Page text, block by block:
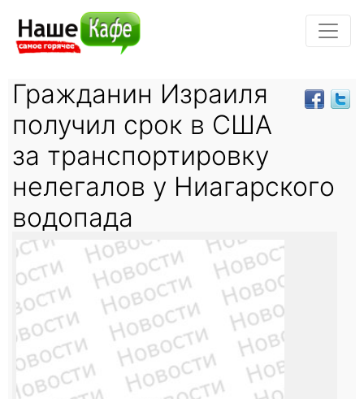
Гражданин Израиля
получил срок в США
за транспортировку
нелегалов у Ниагарского
водопада